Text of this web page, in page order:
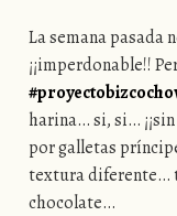
La semana pasada
¡¡imperdonable!!
harina… si, si…
por galletas
textura diferente…
chocolate…